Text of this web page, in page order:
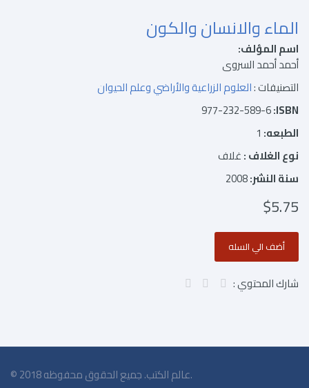
الماء والانسان والكون
اسم المؤلف:
أحمد أحمد السروى
التصنيفات :العلوم الزراعية والأراضي وعلم الحيوان
ISBN:
977-232-589-6
الطبعه: 1
نوع الغلاف :غلاف
سنة النشر:2008
$5.75
شارك المحتوي :
© 2018 عالم الكتب. جميع الحقوق محفوظه.